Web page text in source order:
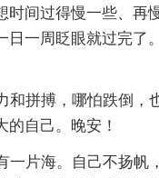
时间过得慢一些、再
日一周眨眼就过完了
和拼搏，哪怕跌倒，
的自己。晚安！
一片海。自己不扬帆